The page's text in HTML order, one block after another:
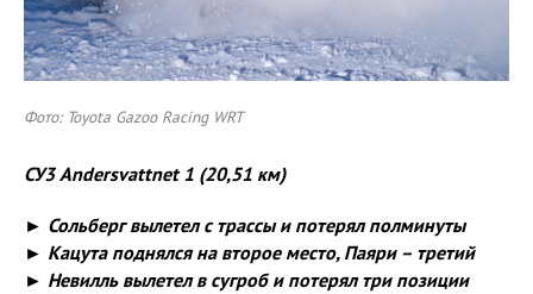
Фото: Toyota Gazoo Racing WRT
СУ3Andersvattnet1 (20,51 км)
► Сольберг вылетел с трассы и потерял полминуты
► Кацута поднялся на второе место, Паяри – третий
► Невилль вылетел в сугроб и потерял три позиции